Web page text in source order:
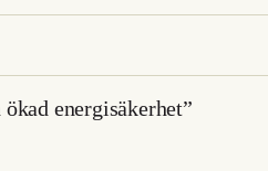
energisäkerhet”